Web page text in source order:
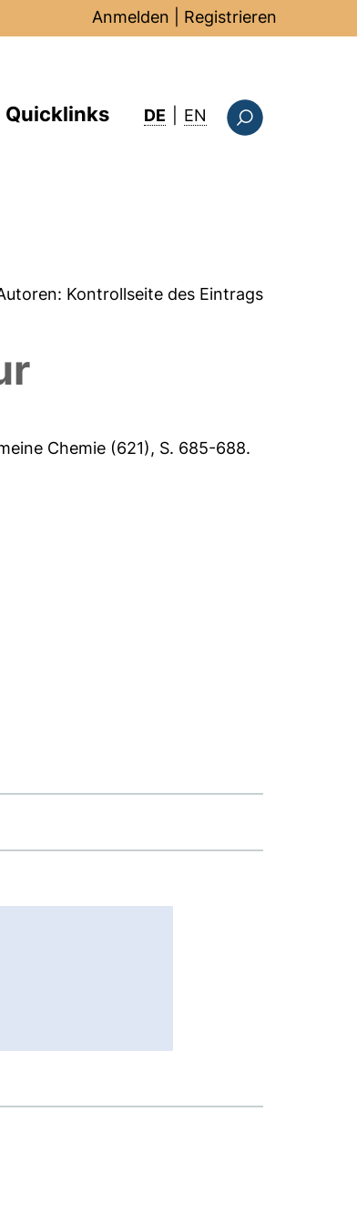
Anmelden Registrieren
Quicklinks DE EN : this page in
Kontrollseite des Eintrags
Chemie (621), S. 685-688.